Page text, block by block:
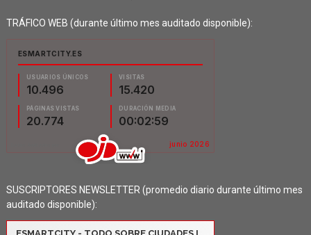
TRÁFICO WEB (durante último mes auditado disponible):
SUSCRIPTORES NEWSLETTER (promedio diario durante último mes
auditado disponible):